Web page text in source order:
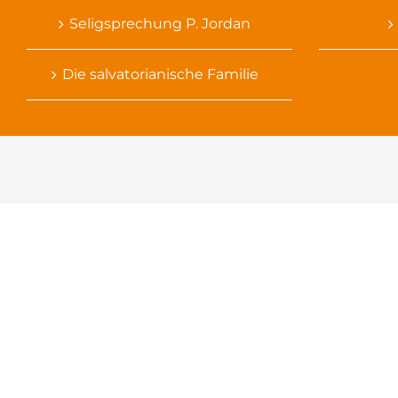
Seligsprechung P. Jordan
Die salvatorianische Familie